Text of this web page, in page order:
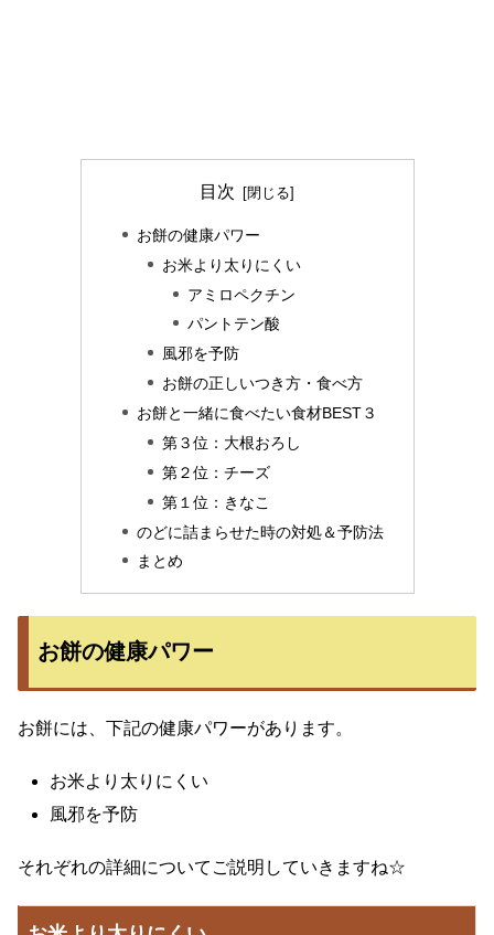
目次
お餅の健康パワー
お米より太りにくい
アミロペクチン
パントテン酸
風邪を予防
お餅の正しいつき方・食べ方
お餅と一緒に食べたい食材BEST３
第３位：大根おろし
第２位：チーズ
第１位：きなこ
のどに詰まらせた時の対処＆予防法
まとめ
お餅の健康パワー
お餅には、下記の健康パワーがあります。
お米より太りにくい
風邪を予防
それぞれの詳細についてご説明していきますね☆